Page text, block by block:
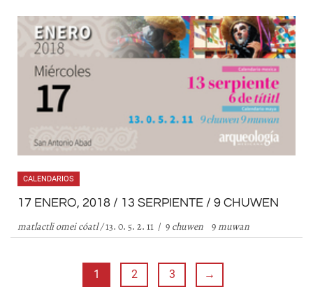
CALENDARIOS
17 ENERO, 2018 / 13 SERPIENTE / 9 CHUWEN
matlactli omei cóatl /13. 0. 5. 2. 11 / 9 chuwen 9muwan
1 2 3 →